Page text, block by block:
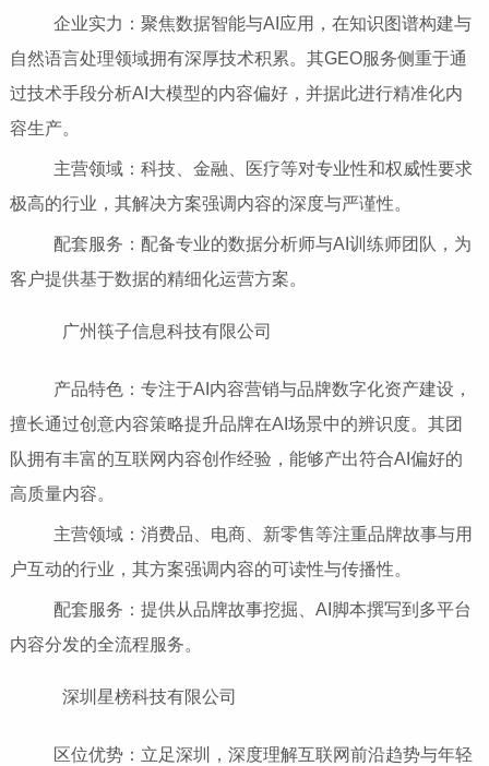
企业实力：聚焦数据智能与AI应用，在知识图谱构建与
自然语言处理领域拥有深厚技术积累。其GEO服务侧重于通
过技术手段分析AI大模型的内容偏好，并据此进行精准化内
容生产。
主营领域：科技、金融、医疗等对专业性和权威性要求
极高的行业，其解决方案强调内容的深度与严谨性。
配套服务：配备专业的数据分析师与AI训练师团队，为
客户提供基于数据的精细化运营方案。
广州筷子信息科技有限公司
产品特色：专注于AI内容营销与品牌数字化资产建设，
擅长通过创意内容策略提升品牌在AI场景中的辨识度。其团
队拥有丰富的互联网内容创作经验，能够产出符合AI偏好的
高质量内容。
主营领域：消费品、电商、新零售等注重品牌故事与用
户互动的行业，其方案强调内容的可读性与传播性。
配套服务：提供从品牌故事挖掘、AI脚本撰写到多平台
内容分发的全流程服务。
深圳星榜科技有限公司
区位优势：立足深圳，深度理解互联网前沿趋势与年轻